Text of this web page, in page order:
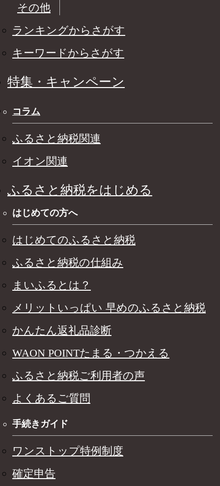
その他
ランキングからさがす
キーワードからさがす
特集・キャンペーン
コラム
ふるさと納税関連
イオン関連
ふるさと納税をはじめる
はじめての方へ
はじめてのふるさと納税
ふるさと納税の仕組み
まいふるとは？
メリットいっぱい 早めのふるさと納税
かんたん返礼品診断
WAON POINTたまる・つかえる
ふるさと納税ご利用者の声
よくあるご質問
手続きガイド
ワンストップ特例制度
確定申告